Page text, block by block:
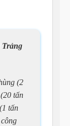
Trảng
(2
tấn
tấn